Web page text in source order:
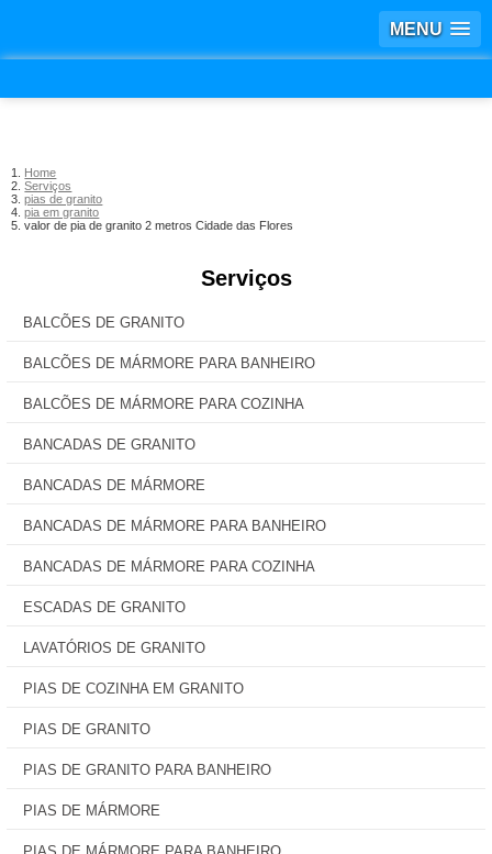
MENU
Home
Serviços
pias de granito
pia em granito
valor de pia de granito 2 metros Cidade das Flores
Serviços
BALCÕES DE GRANITO
BALCÕES DE MÁRMORE PARA BANHEIRO
BALCÕES DE MÁRMORE PARA COZINHA
BANCADAS DE GRANITO
BANCADAS DE MÁRMORE
BANCADAS DE MÁRMORE PARA BANHEIRO
BANCADAS DE MÁRMORE PARA COZINHA
ESCADAS DE GRANITO
LAVATÓRIOS DE GRANITO
PIAS DE COZINHA EM GRANITO
PIAS DE GRANITO
PIAS DE GRANITO PARA BANHEIRO
PIAS DE MÁRMORE